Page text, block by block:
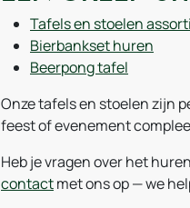
Tafels en stoelen
Bierbankset huren
Beerpong tafel
Onze tafels en stoelen zijn
feest of evenement
Heb je vragen over het
contactmet ons op — we